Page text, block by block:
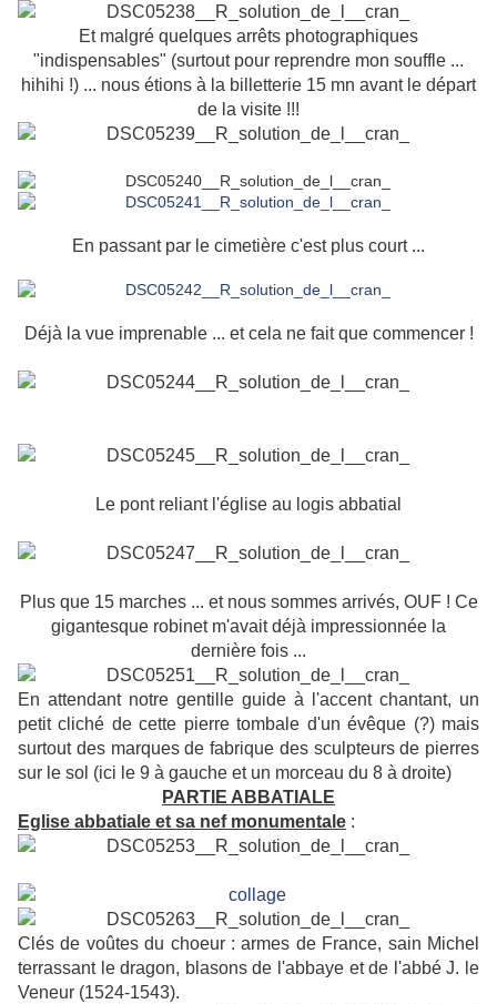
Et malgré quelques arrêts photographiques
"indispensables" (surtout pour reprendre mon souffle ...
hihihi !) ... nous étions à la billetterie 15 mn avant le départ
de la visite !!!
En passant par le cimetière c'est plus court ...
Déjà la vue imprenable ... et cela ne fait que commencer !
Le pont reliant l'église au logis abbatial
Plus que 15 marches ... et nous sommes arrivés, OUF ! Ce
gigantesque robinet m'avait déjà impressionnée la
dernière fois ...
En attendant notre gentille guide à l'accent chantant, un
petit cliché de cette pierre tombale d'un évêque (?) mais
surtout des marques de fabrique des sculpteurs de pierres
sur le sol (ici le 9 à gauche et un morceau du 8 à droite)
PARTIE ABBATIALE
Eglise abbatiale et sa nef monumentale :
Clés de voûtes du choeur : armes de France, sain Michel
terrassant le dragon, blasons de l'abbaye et de l'abbé J. le
Veneur (1524-1543).